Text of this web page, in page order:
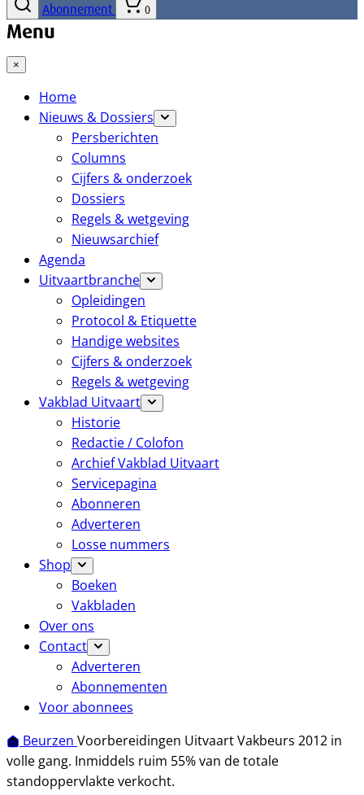
Abonnement 0
Menu
×
Home
Nieuws & Dossiers
Persberichten
Columns
Cijfers & onderzoek
Dossiers
Regels & wetgeving
Nieuwsarchief
Agenda
Uitvaartbranche
Opleidingen
Protocol & Etiquette
Handige websites
Cijfers & onderzoek
Regels & wetgeving
Vakblad Uitvaart
Historie
Redactie / Colofon
Archief Vakblad Uitvaart
Servicepagina
Abonneren
Adverteren
Losse nummers
Shop
Boeken
Vakbladen
Over ons
Contact
Adverteren
Abonnementen
Voor abonnees
Beurzen Voorbereidingen Uitvaart Vakbeurs 2012 in
volle gang. Inmiddels ruim 55% van de totale
standoppervlakte verkocht.